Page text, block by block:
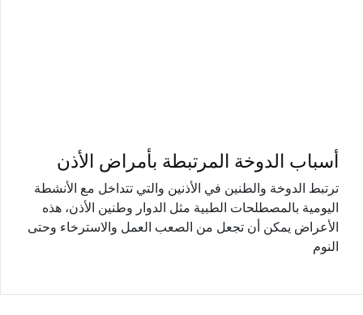
أسباب الدوخة المرتبطة بأمراض الأذن
ترتبط الدوخة والطنين في الأذنين والتي تتداخل مع الأنشطة
اليومية بالمصطلحات الطبية مثل الدوار وطنين الأذن، هذه
الأعراض يمكن أن تجعل من الصعب العمل والاسترخاء وحتى
النوم